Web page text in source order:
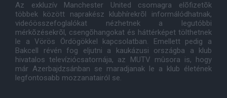
Az exkluzív Manchester United csomagra elõfizetõk
többek között naprakész klubhírekrõl informálódhatnak,
videóösszefoglalókat nézhetnek a legutóbbi
mérkõzésekrõl, csengõhangokat és háttérképet tölthetnek
le a Vörös Ördögökkel kapcsolatban. Emellett pedig a
Bakcell révén fog eljutni a kaukázusi országba a klub
hivatalos televíziócsatornája, az MUTV mûsora is, hogy
már Azerbajdzsánban se maradjanak le a klub életének
legfontosabb mozzanatairól se.